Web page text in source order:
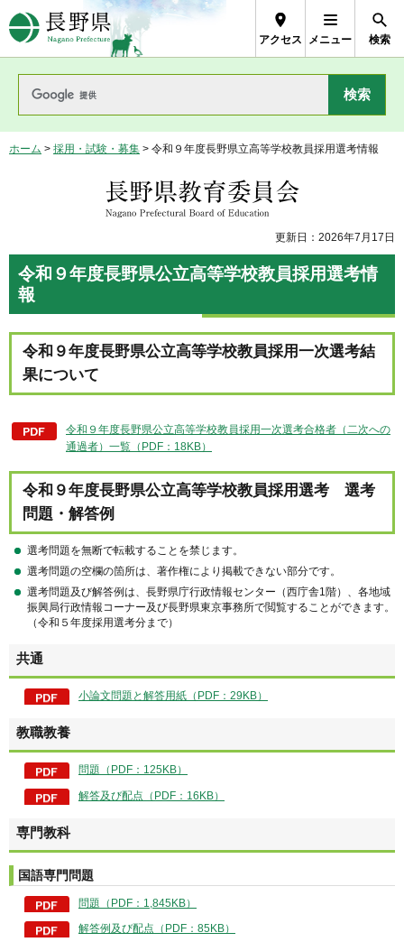
長野県Nagano Prefecture
アクセス メニュー 検索
ホーム > 採用・試験・募集 > 令和９年度長野県立高等学校教員採用選考情報
長野県教育委員会
更新日：2026年7月17日
令和９年度長野県公立高等学校教員採用選考情
報
令和９年度長野県公立高等学校教員採用一次選考結
果について
令和９年度長野県公立高等学校教員採用一次選考合格者（二次への
通過者）一覧（PDF：18KB）
令和９年度長野県公立高等学校教員採用選考 選考
問題・解答例
選考問題を無断で転載することを禁じます。
選考問題の空欄の箇所は、著作権により掲載できない部分です。
選考問題及び解答例は、長野県庁行政情報センター（西庁舎1階）、各地域
振興局行政情報コーナー及び長野県東京事務所で閲覧することができます。
（令和５年度採用選考分まで）
共通
小論文問題と解答用紙（PDF：29KB）
教職教養
問題（PDF：125KB）
解答及び配点（PDF：16KB）
専門教科
国語専門問題
問題（PDF：1,845KB）
解答例及び配点（PDF：85KB）